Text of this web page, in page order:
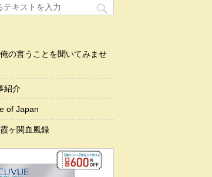
の言うことを聞いてみませ
紹介
of Japan
ヶ関血風録